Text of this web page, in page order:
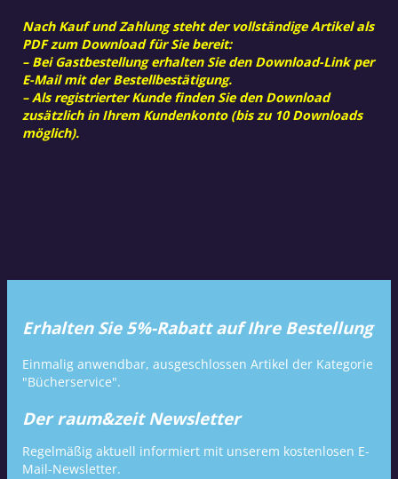
Nach Kauf und Zahlung steht der vollständige Artikel als
PDF zum Download für Sie bereit:
– Bei Gastbestellung erhalten Sie den Download-Link per
E-Mail mit der Bestellbestätigung.
– Als registrierter Kunde finden Sie den Download
zusätzlich in Ihrem Kundenkonto (bis zu 10 Downloads
möglich).
Erhalten Sie 5%-Rabatt auf Ihre Bestellung
Einmalig anwendbar, ausgeschlossen Artikel der Kategorie
"Bücherservice".
Der raum&zeit Newsletter
Regelmäßig aktuell informiert mit unserem kostenlosen E-
Mail-Newsletter.